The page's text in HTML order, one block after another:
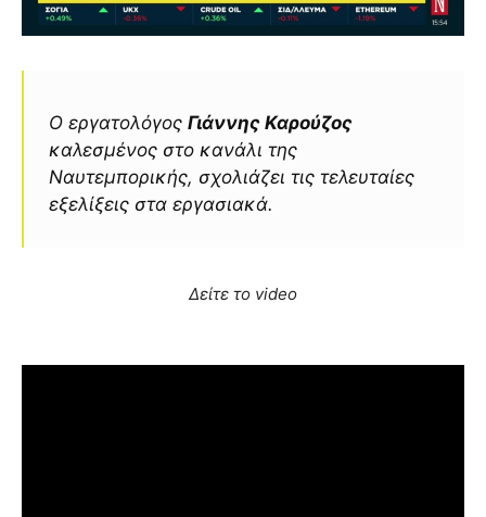
Ο εργατολόγος Γιάννης Καρούζος
καλεσμένος στo κανάλι της
Ναυτεμπορικής, σχολιάζει τις τελευταίες
εξελίξεις στα εργασιακά.
Δείτε το video